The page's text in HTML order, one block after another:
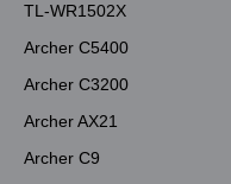
TL-WR1502X
Archer C5400
Archer C3200
Archer AX21
Archer C9